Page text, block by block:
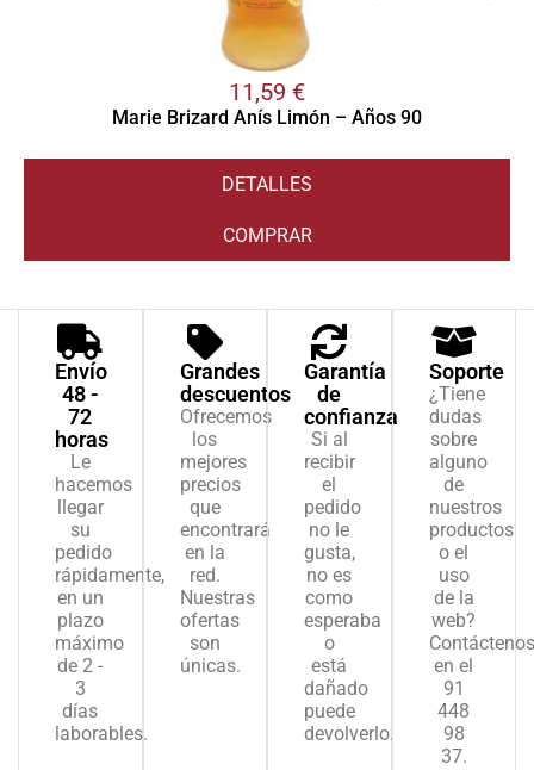
11,59 €
Marie Brizard Anís Limón – Años 90
DETALLES
COMPRAR
Envío
48 -
72
horas
Le
hacemos
llegar
su
pedido
rápidamente,
en un
plazo
máximo
de 2 -
3
días
laborables.
Grandes
descuentos
Ofrecemos
los
mejores
precios
que
encontrará
en la
red.
Nuestras
ofertas
son
únicas.
Garantía
de
confianza
Si al
recibir
el
pedido
no le
gusta,
no es
como
esperaba
o
está
dañado
puede
devolverlo.
Soporte
¿Tiene
dudas
sobre
alguno
de
nuestros
productos
o el
uso
de la
web?
Contáctenos
en el
91
448
98
37.